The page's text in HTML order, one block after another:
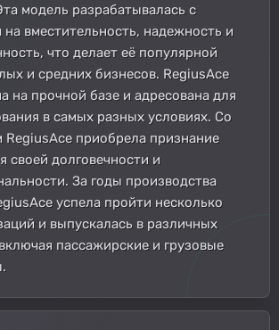
модель разрабатывалась с
на вместительность, надежность и
что делает её популярной
и средних бизнесов. RegiusAce
на прочной базе и адресована для
в самых разных условиях. Со
RegiusAce приобрела признание
своей долговечности и
За годы производства
успела пройти несколько
и выпускалась в различных
пассажирские и грузовые